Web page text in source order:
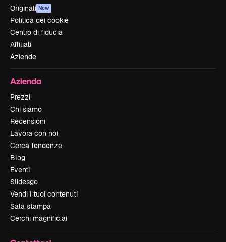
Originali New
Politica dei cookie
Centro di fiducia
Affiliati
Aziende
Azienda
Prezzi
Chi siamo
Recensioni
Lavora con noi
Cerca tendenze
Blog
Eventi
Slidesgo
Vendi i tuoi contenuti
Sala stampa
Cerchi magnific.ai